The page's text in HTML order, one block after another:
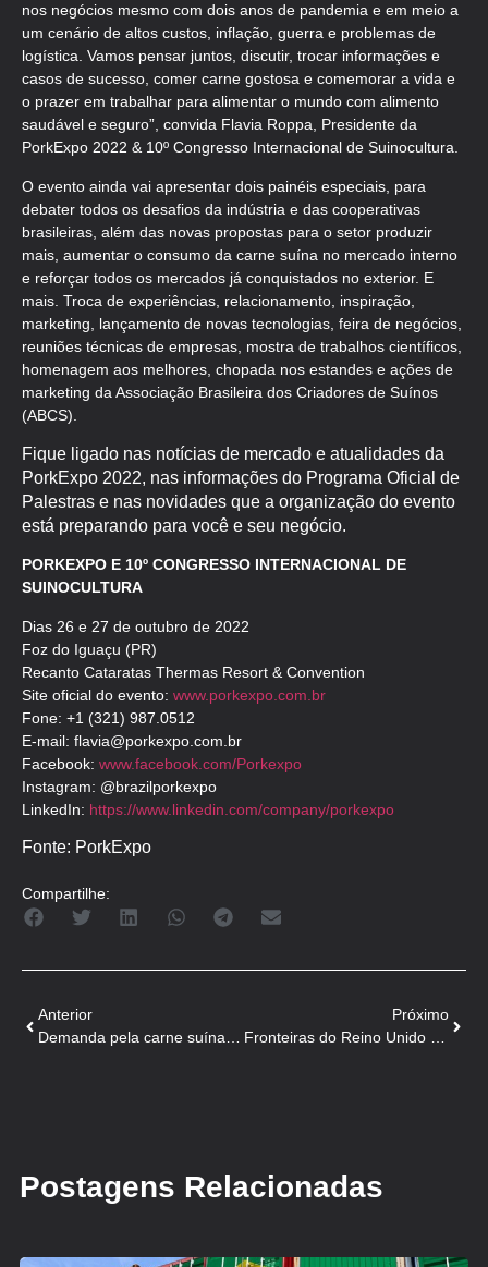
nos negócios mesmo com dois anos de pandemia e em meio a
um cenário de altos custos, inflação, guerra e problemas de
logística. Vamos pensar juntos, discutir, trocar informações e
casos de sucesso, comer carne gostosa e comemorar a vida e
o prazer em trabalhar para alimentar o mundo com alimento
saudável e seguro”, convida Flavia Roppa, Presidente da
PorkExpo 2022 & 10º Congresso Internacional de Suinocultura.
O evento ainda vai apresentar dois painéis especiais, para
debater todos os desafios da indústria e das cooperativas
brasileiras, além das novas propostas para o setor produzir
mais, aumentar o consumo da carne suína no mercado interno
e reforçar todos os mercados já conquistados no exterior. E
mais. Troca de experiências, relacionamento, inspiração,
marketing, lançamento de novas tecnologias, feira de negócios,
reuniões técnicas de empresas, mostra de trabalhos científicos,
homenagem aos melhores, chopada nos estandes e ações de
marketing da Associação Brasileira dos Criadores de Suínos
(ABCS).
Fique ligado nas notícias de mercado e atualidades da
PorkExpo 2022, nas informações do Programa Oficial de
Palestras e nas novidades que a organização do evento
está preparando para você e seu negócio.
PORKEXPO E 10º CONGRESSO INTERNACIONAL DE
SUINOCULTURA
Dias 26 e 27 de outubro de 2022
Foz do Iguaçu (PR)
Recanto Cataratas Thermas Resort & Convention
Site oficial do evento: www.porkexpo.com.br
Fone: +1 (321) 987.0512
E-mail: flavia@porkexpo.com.br
Facebook: www.facebook.com/Porkexpo
Instagram: @brazilporkexpo
LinkedIn: https://www.linkedin.com/company/porkexpo
Fonte: PorkExpo
Compartilhe:
Anterior
Próximo
Postagens Relacionadas